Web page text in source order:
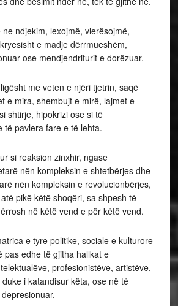
ndjekim, lexojmë, vlerësojmë,
e madje dërrmueshëm,
ose mendjendriturit e dorëzuar.
me veten e njëri tjetrin, saqë
e mira, shembujt e mirë, lajmet e
shtirje, hipokrizi ose si të
të pavlera fare e të lehta.
si reaksion zinxhir, ngase
nën kompleksin e shtetbërjes dhe
nën kompleksin e revolucionbërjes,
pikë këtë shoqëri, sa shpesh të
në këtë vend e për këtë vend.
e tyre politike, sociale e kulturore
pas edhe të gjitha hallkat e
profesionistëve, artistëve,
i katandisur këta, ose në të